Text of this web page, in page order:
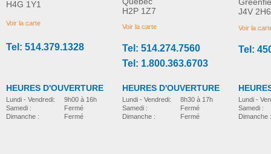
H4G 1Y1
Voir la carte
Tel: 514.379.1328
HEURES D'OUVERTURE
Lundi - Vendredi:
Samedi :
Dimanche :
9h00 à 16h
Fermé
Fermé
H2P 1Z7
Voir la carte
Tel: 514.274.7560
Tel: 1.800.363.6703
HEURES D'OUVERTURE
Lundi - Vendredi:
Samedi :
Dimanche :
8h30 à 17h
Fermé
Fermé
J4V 2H6
Voir la
Tel:
Lundi -
Samedi :
Dimanche :